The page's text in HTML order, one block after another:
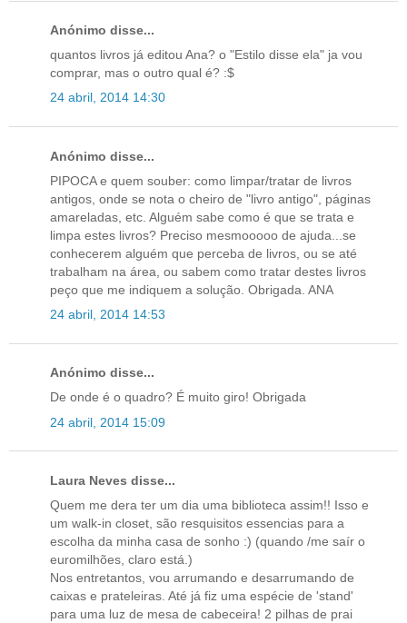
Anónimo disse...
quantos livros já editou Ana? o "Estilo disse ela" ja vou
comprar, mas o outro qual é? :$
24 abril, 2014 14:30
Anónimo disse...
PIPOCA e quem souber: como limpar/tratar de livros
antigos, onde se nota o cheiro de "livro antigo", páginas
amareladas, etc. Alguém sabe como é que se trata e
limpa estes livros? Preciso mesmooooo de ajuda...se
conhecerem alguém que perceba de livros, ou se até
trabalham na área, ou sabem como tratar destes livros
peço que me indiquem a solução. Obrigada. ANA
24 abril, 2014 14:53
Anónimo disse...
De onde é o quadro? É muito giro! Obrigada
24 abril, 2014 15:09
Laura Neves disse...
Quem me dera ter um dia uma biblioteca assim!! Isso e
um walk-in closet, são resquisitos essencias para a
escolha da minha casa de sonho :) (quando /me saír o
euromilhões, claro está.)
Nos entretantos, vou arrumando e desarrumando de
caixas e prateleiras. Até já fiz uma espécie de 'stand'
para uma luz de mesa de cabeceira! 2 pilhas de prai